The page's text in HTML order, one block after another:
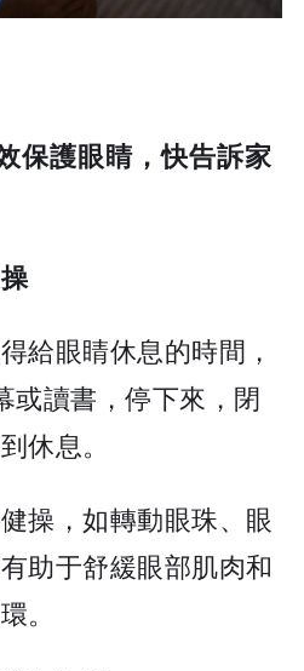
保護眼睛，快告訴家
給眼睛休息的時間，
或讀書，停下來，閉
休息。
操，如轉動眼珠、眼
助于舒緩眼部肌肉和
。